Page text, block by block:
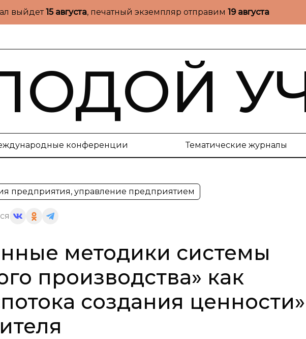
выйдет15 августа, печатный экземпляр отправим 19 августа
конференции Тематические журналы
предприятия, управление предприятием
методики системы
производства» как
создания ценности»